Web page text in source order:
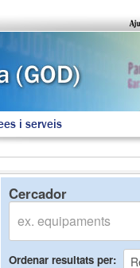
i serveis
Cercador
Ordenar resultats per